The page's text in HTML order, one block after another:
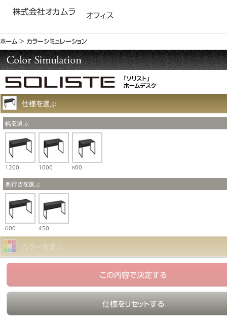
株式会社オカムラ オフィス
ホーム ＞ カラーシミュレーション
仕様を選ぶ
幅を選ぶ
1200 1000 800
奥行きを選ぶ
600 450
カラーを選ぶ
この内容で決定する
仕様をリセットする